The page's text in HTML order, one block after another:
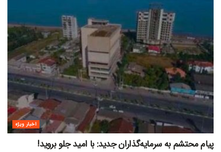
اخبار ویژه
پیام محتشم به سرمایه‌گذاران جدید: با امید جلو بروید!